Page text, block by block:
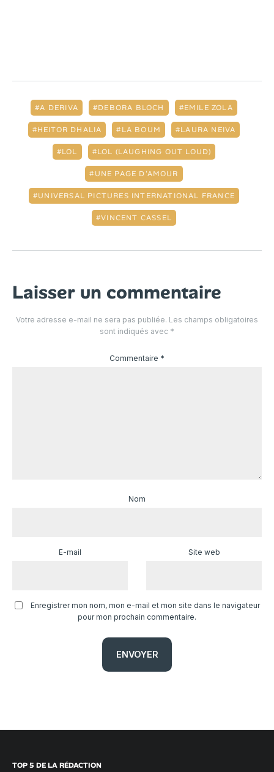
A DERIVA DEBORA BLOCH EMILE ZOLA
HEITOR DHALIA LA BOUM LAURA NEIVA
LOL LOL (LAUGHING OUT LOUD)
UNE PAGE D'AMOUR
UNIVERSAL PICTURES INTERNATIONAL FRANCE
VINCENT CASSEL
Laisser un commentaire
Votre adresse e-mail ne sera pas publiée. Les champs obligatoires
sont indiqués avec *
Commentaire *
Nom
E-mail Site web
Enregistrer mon nom, mon e-mail et mon site dans le navigateur
pour mon prochain commentaire.
TOP 5 DE LA RÉDACTION